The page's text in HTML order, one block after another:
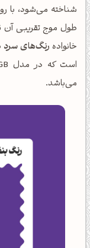
خانواده رنگ‌های سرد
می‌باشد.